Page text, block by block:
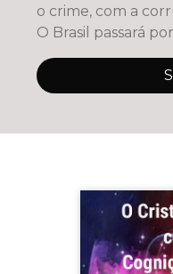
o crime, com a
O Brasil passará